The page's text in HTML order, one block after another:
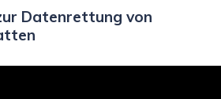
Datenrettung von